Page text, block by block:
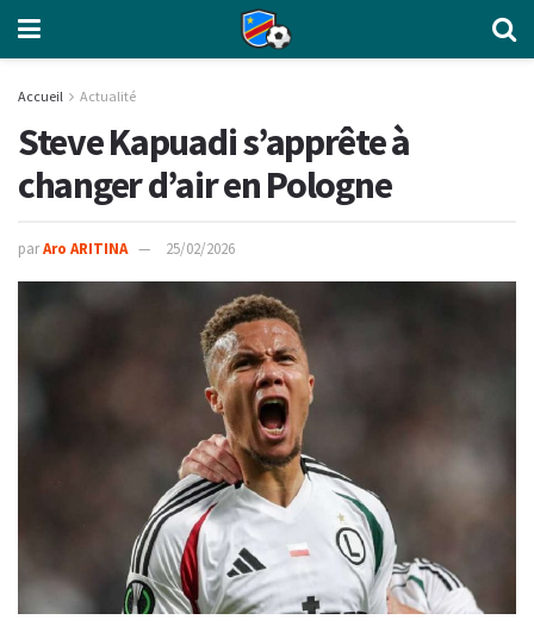
Accueil Actualité
Steve Kapuadi s’apprête à
changer d’air en Pologne
parAro ARITINA 25/02/2026